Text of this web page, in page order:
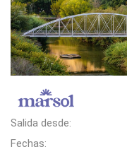
Salida desde:
Fechas: